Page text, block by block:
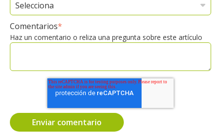
Comentarios*
Haz un comentario o reliza una pregunta sobre este artículo